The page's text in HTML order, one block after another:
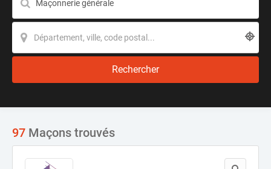
Rechercher
97 Maçons trouvés